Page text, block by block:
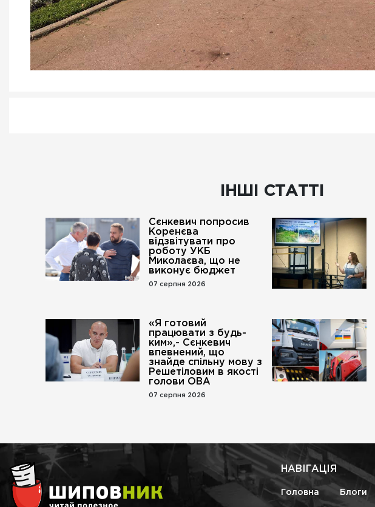
ІНШІ СТАТТІ
Сєнкевич попросив
Коренєва
відзвітувати про
роботу УКБ
Миколаєва, що не
виконує бюджет
07 серпня 2026
«Я готовий
працювати з будь-
ким»,- Сєнкевич
впевнений, що
знайде спільну мову з
Решетіловим в якості
голови ОВА
07 серпня 2026
НАВІГАЦІЯ
Головна Блоги